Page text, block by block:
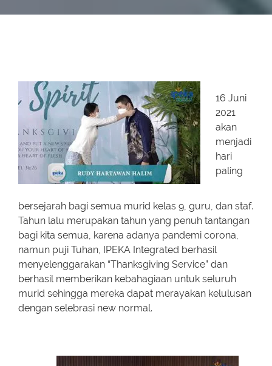
16 Juni
2021
akan
menjadi
hari
paling
bersejarah bagi semua murid kelas 9, guru, dan staf.
Tahun lalu merupakan tahun yang penuh tantangan
bagi kita semua, karena adanya pandemi corona,
namun puji Tuhan, IPEKA Integrated berhasil
menyelenggarakan “Thanksgiving Service” dan
berhasil memberikan kebahagiaan untuk seluruh
murid sehingga mereka dapat merayakan kelulusan
dengan selebrasi new normal.